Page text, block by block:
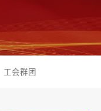
工会群团